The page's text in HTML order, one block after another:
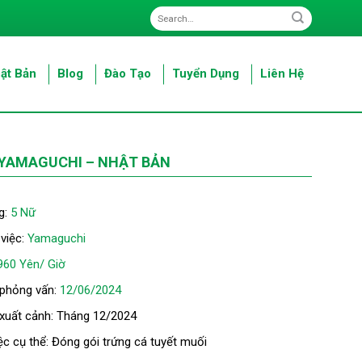
Bản Blog Đào Tạo Tuyển Dụng Liên Hệ
– NHẬT BẢN
5 Nữ
Yamaguchi
Yên/ Giờ
vấn: 12/06/2024
cảnh: Tháng 12/2024
cụ thể: Đóng gói trứng cá tuyết muối